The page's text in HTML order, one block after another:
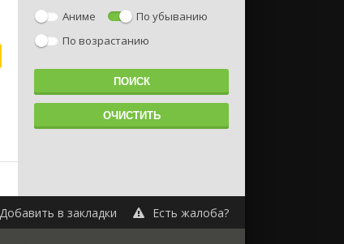
Аниме
По убыванию
По возрастанию
Добавить в закладки Есть жалоба?